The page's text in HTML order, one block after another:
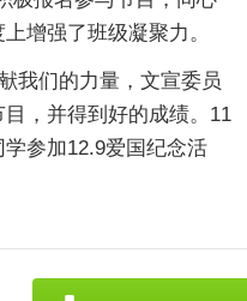
增强了班级凝聚力。
我们的力量，文宣委员
，并得到好的成绩。11
参加12.9爱国纪念活